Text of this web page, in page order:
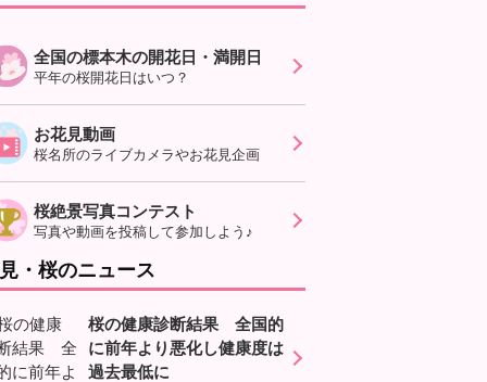
全国の標本木の開花日・満開日
平年の桜開花日はいつ？
お花見動画
桜名所のライブカメラやお花見企画
桜絶景写真コンテスト
写真や動画を投稿して参加しよう♪
・桜のニュース
桜の健康診断結果 全国的
に前年より悪化し健康度は
過去最低に